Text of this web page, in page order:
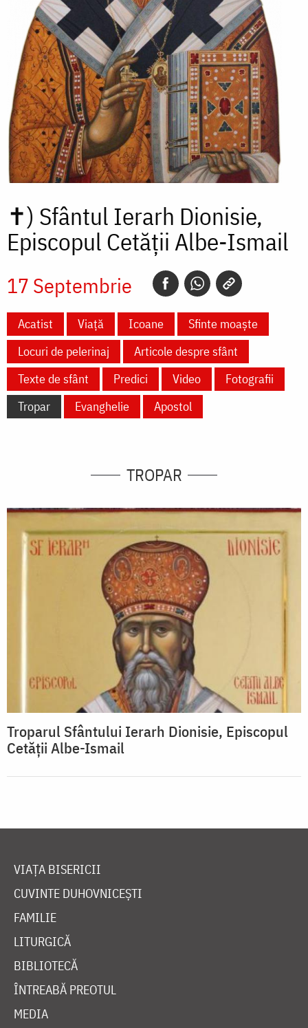
✝) Sfântul Ierarh Dionisie,
Episcopul Cetății Albe-Ismail
17 Septembrie
Acatist Viață Icoane
Sfinte moaște
Locuri de pelerinaj
Articole despre sfânt
Texte de sfânt
Predici Video
Fotografii
Tropar
Evanghelie Apostol
TROPAR
Troparul Sfântului Ierarh Dionisie, Episcopul
Cetății Albe-Ismail
VIAȚA BISERICII
CUVINTE DUHOVNICEȘTI
FAMILIE
LITURGICĂ
BIBLIOTECĂ
ÎNTREABĂ PREOTUL
MEDIA